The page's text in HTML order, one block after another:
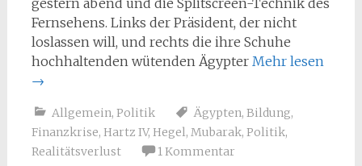
Fernsehens. Links der Präsident, der nicht
loslassen will, und rechts die ihre Schuhe
hochhaltenden wütenden Ägypter Mehr lesen
→
Allgemein, Politik Ägypten, Bildung,
Finanzkrise, Hartz IV,Hegel, Mubarak, Politik,
Realitätsverlust
1 Kommentar